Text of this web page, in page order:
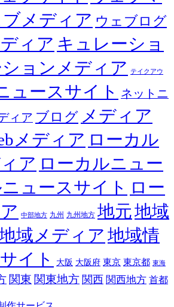
メディア ウェブログ
ィア キュレーショ
ョンメディア テイクアウ
ュースサイト ネットニ
ィア ブログ メディア
メディア ローカル
ア ローカルニュー
ュースサイト ロー
中部地方 九州 九州地方 地元地域
域メディア 地域情
イト 大阪 大阪府 東京 東京都 東海
関東 関東地方 関西 関西地方 首都